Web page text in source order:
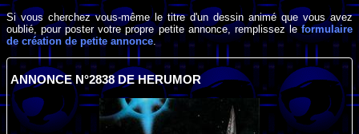
Si vous cherchez vous-même le titre d'un dessin animé que vous avez
oublié, pour poster votre propre petite annonce, remplissez leformulaire
de création de petite annonce .
ANNONCE N°2838 DE HERUMOR